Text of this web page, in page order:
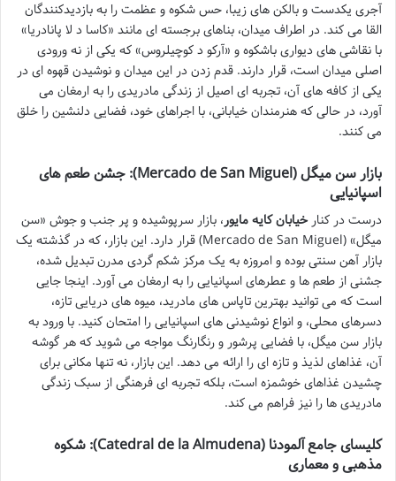
آجری یکدست و بالکن های زیبا، حس شکوه و عظمت را به بازدیدکنندگان
القا می کند. در اطراف میدان، بناهای برجسته ای مانند «کاسا د لا پانادریا»
با نقاشی های دیواری باشکوه و «آرکو د کوچیلروس» که یکی از نه ورودی
اصلی میدان است، قرار دارند. قدم زدن در این میدان و نوشیدن قهوه ای در
یکی از کافه های آن، تجربه ای اصیل از زندگی مادریدی را به ارمغان می
آورد، در حالی که هنرمندان خیابانی، با اجراهای خود، فضایی دلنشین را خلق
می کنند.
بازار سن میگل (Mercado de San Miguel): جشن طعم های
اسپانیایی
درست در کنارخیابان کایه مایور، بازار سرپوشیده و پر جنب و جوش «سن
میگل» (Mercado de San Miguel) قرار دارد. این بازار، که در گذشته یک
بازار آهن سنتی بوده و امروزه به یک مرکز شکم گردی مدرن تبدیل شده،
جشنی از طعم ها و عطرهای اسپانیایی را به ارمغان می آورد. اینجا جایی
است که می توانید بهترین تاپاس های مادرید، میوه های دریایی تازه،
دسرهای محلی، و انواع نوشیدنی های اسپانیایی را امتحان کنید. با ورود به
بازار سن میگل، با فضایی پرشور و رنگارنگ مواجه می شوید که هر گوشه
آن، غذاهای لذیذ و تازه ای را ارائه می دهد. این بازار، نه تنها مکانی برای
چشیدن غذاهای خوشمزه است، بلکه تجربه ای فرهنگی از سبک زندگی
مادریدی ها را نیز فراهم می کند.
کلیسای جامع آلمودنا (Catedral de la Almudena): شکوه
مذهبی و معماری